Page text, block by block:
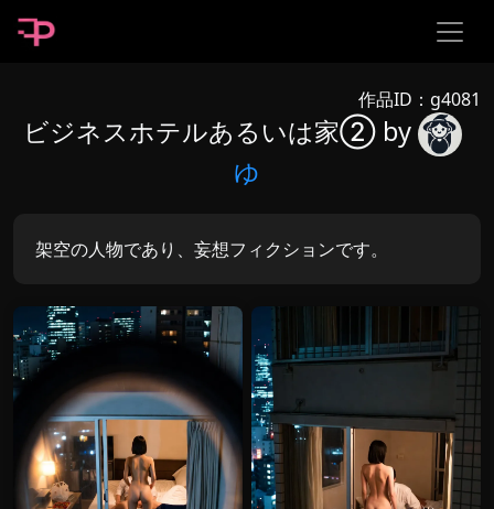
作品ID：g4081
ビジネスホテルあるいは家② by
ゆ
架空の人物であり、妄想フィクションです。